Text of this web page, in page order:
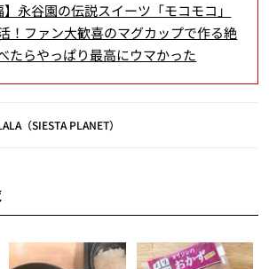
】永谷園の伝説スイーツ「モコモコ」
！ファン大歓喜のマグカップで作る絶
たらやっぱり最高にウマかった
（SIESTA PLANET）